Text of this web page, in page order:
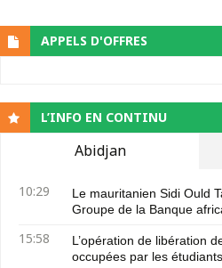
APPELS D'OFFRES
L’INFO EN CONTINU
Abidjan
10:29
Le mauritanien Sidi Ould
Groupe de la Banque
15:58
L’opération de libération
occupées par les